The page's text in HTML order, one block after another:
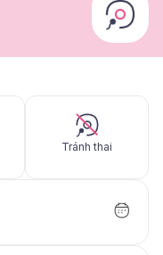
Tránh thai